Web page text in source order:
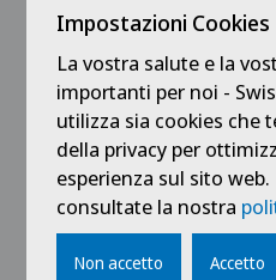
multidisciplinari con
Hospice)
Responsabile Perizie
collaborazione con
Assicurazione
(Bellinzona) dal 2015
Trattamento con
Impostazioni Cookies
La vostra salute e la
importanti per noi -
utilizza sia cookies che
della privacy per
esperienza sul sito
consultate la nostra
Non accetto Accetto